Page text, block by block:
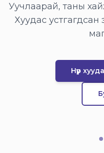
Уучлаарай, таны
Хуудас устгагдсан
Нүүр